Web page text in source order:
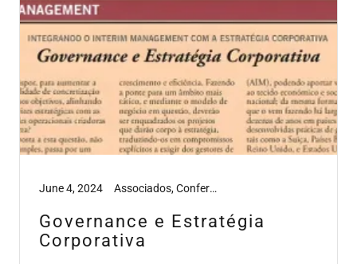
June 4, 2024 Associados, Conferências, Media, Survey's, Webinar's, Workshops
Governance e Estratégia
Corporativa